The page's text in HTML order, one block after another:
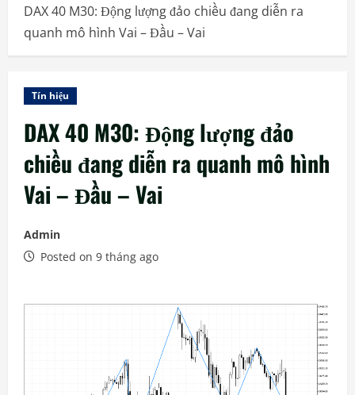
DAX 40 M30: Động lượng đảo chiều đang diễn ra
quanh mô hình Vai – Đầu – Vai
Tín hiệu
DAX 40 M30: Động lượng đảo
chiều đang diễn ra quanh mô hình
Vai – Đầu – Vai
Admin
Posted on 9 tháng ago